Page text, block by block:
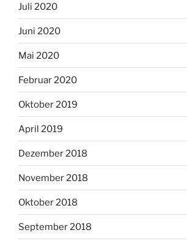
Juli 2020
Juni 2020
Mai 2020
Februar 2020
Oktober 2019
April 2019
Dezember 2018
November 2018
Oktober 2018
September 2018